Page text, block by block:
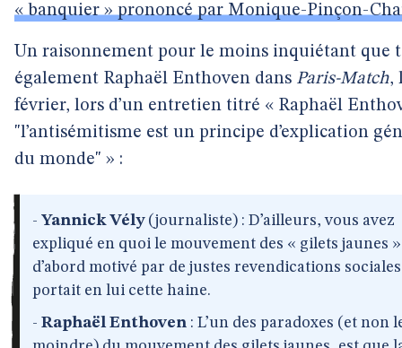
« banquier » prononcé par Monique-Pinçon-
Un raisonnement pour le moins inquiétant que
également Raphaël Enthoven dans Paris-Match,
février, lors d’un entretien titré « Raphaël
"l’antisémitisme est un principe d’explication
du monde" » :
- Yannick Vély(journaliste) : D’ailleurs, vous avez
expliqué en quoi le mouvement des « gilets jaunes »
d’abord motivé par de justes revendications
portait en lui cette haine.
- Raphaël Enthoven : L’un des paradoxes (et non